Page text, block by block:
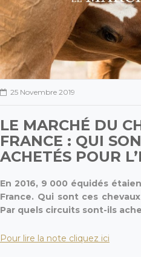
25 Novembre 2019
LE MARCHÉ DU
FRANCE : QUI
ACHETÉS POUR
En 2016, 9 000 équidés
France. Qui sont ces
Par quels circuits sont-ils
Pour lire la note cliquez ici